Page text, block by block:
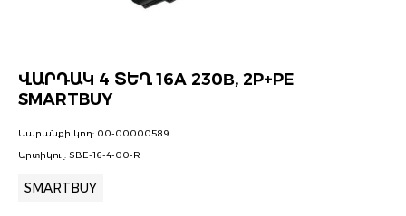
ՎԱՐԴԱԿ 4 ՏԵՂ 16A 230В, 2P+PE
SMARTBUY
Ապրանքի կոդ: 00-00000589
Արտիկուլ: SBE-16-4-00-R
SMARTBUY